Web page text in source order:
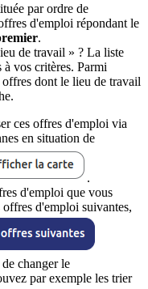
par ordre de
d'emploi répondant le
.
de travail » ? La liste
vos critères. Parmi
dont le lieu de travail
ces offres d'emploi via
en situation de
.
d'emploi que vous
d'emploi suivantes,
changer le
par exemple les trier